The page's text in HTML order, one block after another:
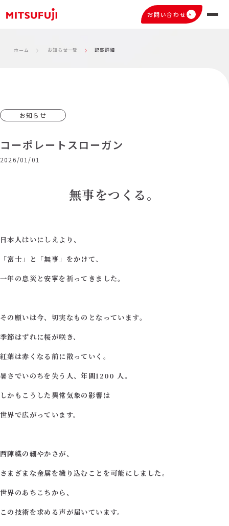
お問い合わせ
ホーム お知らせ一覧 記事詳細
お知らせ
コーポレートスローガン
2026/01/01
無事をつくる。
日本人はいにしえより、
「富士」と「無事」をかけて、
一年の息災と安寧を祈ってきました。
その願いは今、切実なものとなっています。
季節はずれに桜が咲き、
紅葉は赤くなる前に散っていく。
暑さでいのちを失う人、年間1200 人。
しかもこうした異常気象の影響は
世界で広がっています。
西陣織の細やかさが、
さまざまな金属を織り込むことを可能にしました。
世界のあちこちから、
この技術を求める声が届いています。